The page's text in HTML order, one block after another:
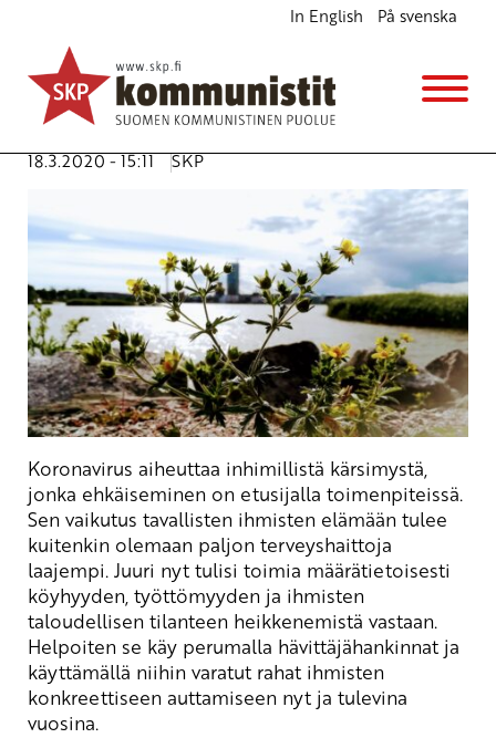
In English På svenska
Meillä on varaa hoitaa koronakriisiä
Ajankohtaista
Pääsihteerin palsta
Avainsanat:hävittäjä miljardit,hävittäjät
18.3.2020 - 15:11
SKP
Koronavirus aiheuttaa inhimillistä kärsimystä,
jonka ehkäiseminen on etusijalla toimenpiteissä.
Sen vaikutus tavallisten ihmisten elämään tulee
kuitenkin olemaan paljon terveyshaittoja
laajempi. Juuri nyt tulisi toimia määrätietoisesti
köyhyyden, työttömyyden ja ihmisten
taloudellisen tilanteen heikkenemistä vastaan.
Helpoiten se käy perumalla hävittäjähankinnat ja
käyttämällä niihin varatut rahat ihmisten
konkreettiseen auttamiseen nyt ja tulevina
vuosina.